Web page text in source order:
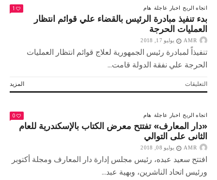
مصر
تعلن
تضامنها
الكامل
مع
الشعب
مغلقة
اتجاه الريح اخبار عاجلة هام 1
بدء تنفيذ مبادرة الرئيس بالقضاء علي قوائم انتظار
العمليات الحرجة
AMR يوليو 17, 2018
تنفيذاً لمبادرة رئيس الجمهورية لعلاج قوائم انتظار العمليات
الحرجة علي نفقة الدولة قامت...
المزيد التعليقاتعلى
بدء
مبادرة
الرئيس
بالقضاء
علي
قوائم
الحرجة
اتجاه الريح اخبار عاجلة هام 0
«دار المعارف» تفتتح معرض الكتاب بالإسكندرية للعام
الثانى على التوالي
AMR يوليو 08, 2018
افتتح سعيد عبده، رئيس مجلس إدارة دار المعارف ومجلة أكتوبر
ورئيس اتحاد الناشرين، وبهية عبد...